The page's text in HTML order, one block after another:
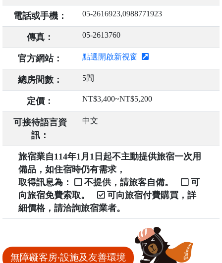
電話或手機： 05-2616923,0988771923
傳真： 05-2613760
官方網站： 點選開啟新視窗
總房間數： 5間
定價： NT$3,400~NT$5,200
可接待語言資
訊：
中文
旅宿業自114年1月1日起不主動提供旅宿一次用
備品，如住宿時仍有需求，
取得訊息為：
不提供，請旅客自備。
可
向旅宿免費索取。
可向旅宿付費購買，詳
細價格，請洽詢旅宿業者。
無障礙客房‧設施及友善環境